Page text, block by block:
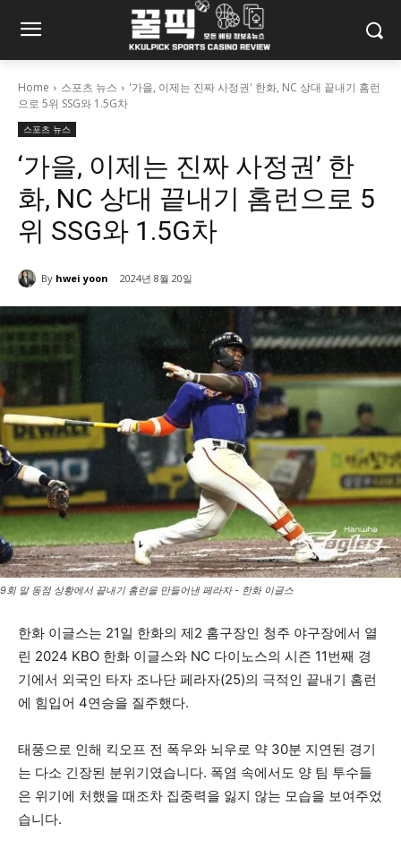
Home 스포츠 뉴스
'가을, 이제는 진짜 사정권' 한화, NC 상대 끝내기 홈런
으로 5위 SSG와 1.5G차
스포츠 뉴스
‘가을, 이제는 진짜 사정권’ 한
화, NC 상대 끝내기 홈런으로 5
위 SSG와 1.5G차
By hwei yoon 2024년 8월 20일
9회 말 동점 상황에서 끝내기 홈런을 만들어낸 페라자 - 한화 이글스
한화 이글스는 21일 한화의 제2 홈구장인 청주 야구장에서 열
린 2024 KBO 한화 이글스와 NC 다이노스의 시즌 11번째 경
기에서 외국인 타자 조나단 페라자(25)의 극적인 끝내기 홈런
에 힘입어 4연승을 질주했다.
태풍으로 인해 킥오프 전 폭우와 뇌우로 약 30분 지연된 경기
는 다소 긴장된 분위기였습니다. 폭염 속에서도 양 팀 투수들
은 위기에 처했을 때조차 집중력을 잃지 않는 모습을 보여주었
습니다.